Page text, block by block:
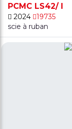
PCMC LS42/ I
2024
19735
scie à ruban